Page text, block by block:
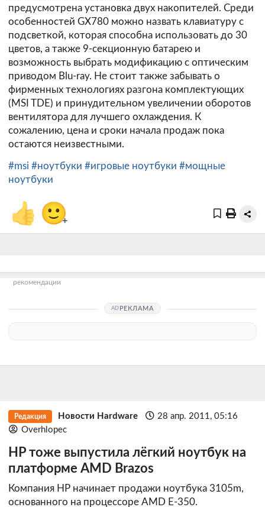
предусмотрена установка двух накопителей. Среди
особенностей GX780 можно назвать клавиатуру с
подсветкой, которая способна использовать до 30
цветов, а также 9-секционную батарею и
возможность выбрать модификацию с оптическим
приводом Blu-ray. Не стоит также забывать о
фирменных технологиях разгона комплектующих
(MSI TDE) и принудительном увеличении оборотов
вентилятора для лучшего охлаждения. К
сожалению, цена и сроки начала продаж пока
остаются неизвестными.
#msi #ноутбуки #игровые ноутбуки #мощные
ноутбуки
👍 🙂+
рекомендации
РЕКЛАМА
Редакция Новости Hardware
28 апр. 2011, 05:16
Overhlopec
HP тоже выпустила лёгкий ноутбук на
платформе AMD Brazos
Компания HP начинает продажи ноутбука 3105m,
основанного на процессоре AMD E-350.